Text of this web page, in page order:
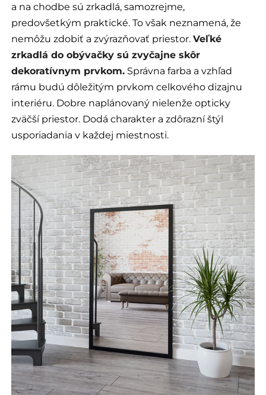
a na chodbe sú zrkadlá, samozrejme,
predovšetkým praktické. To však neznamená, že
nemôžu zdobiť a zvýrazňovať priestor.Veľké
zrkadlá do obývačky sú zvyčajne skôr
dekoratívnym prvkom. Správna farba a vzhľad
rámu budú dôležitým prvkom celkového dizajnu
interiéru. Dobre naplánovaný nielenže opticky
zväčší priestor. Dodá charakter a zdôrazní štýl
usporiadania v každej miestnosti.